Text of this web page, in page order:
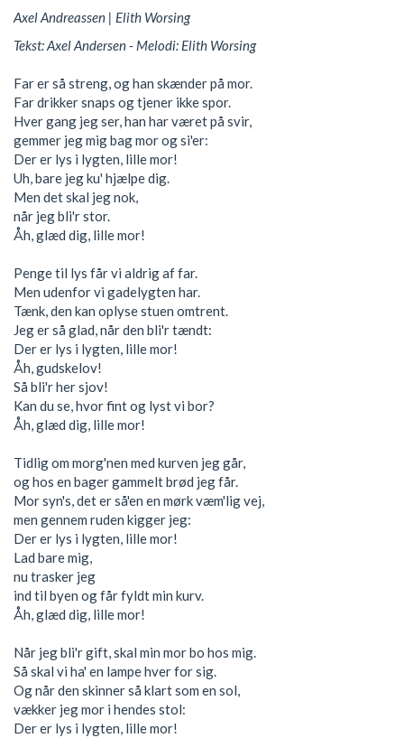
Axel Andreassen | Elith Worsing
Tekst: Axel Andersen - Melodi: Elith Worsing
Far er så streng, og han skænder på mor.
Far drikker snaps og tjener ikke spor.
Hver gang jeg ser, han har været på svir,
gemmer jeg mig bag mor og si'er:
Der er lys i lygten, lille mor!
Uh, bare jeg ku' hjælpe dig.
Men det skal jeg nok,
når jeg bli'r stor.
Åh, glæd dig, lille mor!
Penge til lys får vi aldrig af far.
Men udenfor vi gadelygten har.
Tænk, den kan oplyse stuen omtrent.
Jeg er så glad, når den bli'r tændt:
Der er lys i lygten, lille mor!
Åh, gudskelov!
Så bli'r her sjov!
Kan du se, hvor fint og lyst vi bor?
Åh, glæd dig, lille mor!
Tidlig om morg'nen med kurven jeg går,
og hos en bager gammelt brød jeg får.
Mor syn's, det er så'en en mørk væm'lig vej,
men gennem ruden kigger jeg:
Der er lys i lygten, lille mor!
Lad bare mig,
nu trasker jeg
ind til byen og får fyldt min kurv.
Åh, glæd dig, lille mor!
Når jeg bli'r gift, skal min mor bo hos mig.
Så skal vi ha' en lampe hver for sig.
Og når den skinner så klart som en sol,
vækker jeg mor i hendes stol:
Der er lys i lygten, lille mor!